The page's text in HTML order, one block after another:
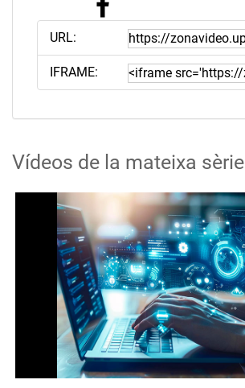
URL:
IFRAME:
Vídeos de la mateixa sèrie